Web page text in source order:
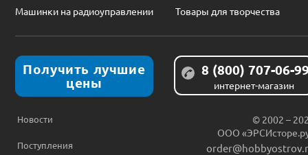
Машинки на радиоуправлении
Товары для творчества
Получить лучшие
цены
8 (800) 707-06-
интернет-магазин
Новости
Поступления
© 2002 –
ООО